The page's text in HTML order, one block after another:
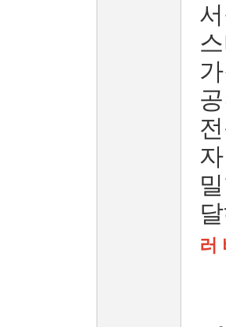
러